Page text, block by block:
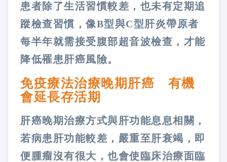
患者除了生活習慣較差，也未有定期追
蹤檢查習慣，像B型與C型肝炎帶原者
每半年就需接受腹部超音波檢查，才能
降低罹患肝癌風險。
免疫療法治療晚期肝癌 有機
會延長存活期
肝癌晚期治療方式與肝功能息息相關，
若病患肝功能較差，嚴重至肝衰竭，即
便腫瘤沒有很大，也會使臨床治療面臨